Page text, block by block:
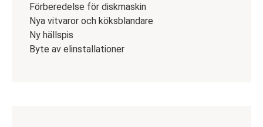
Förberedelse för diskmaskin
Nya vitvaror och köksblandare
Ny hällspis
Byte av elinstallationer